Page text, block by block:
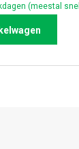
(meestal